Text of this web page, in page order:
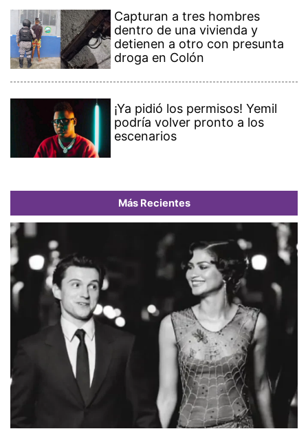
Capturan a tres hombres
dentro de una vivienda y
detienen a otro con presunta
droga en Colón
¡Ya pidió los permisos! Yemil
podría volver pronto a los
escenarios
Más Recientes